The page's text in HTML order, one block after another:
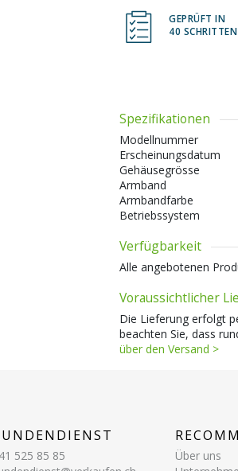
GEPRÜFT IN
40 SCHRITTEN
Spezifikationen
Modellnummer
Erscheinungsdatum
Gehäusegrösse
Armband
Armbandfarbe
Betriebssystem
Verfügbarkeit
Alle angebotenen
Voraussichtlicher
Die Lieferung erfolgt
beachten Sie, dass
über den Versand >
525 85 85
Über uns